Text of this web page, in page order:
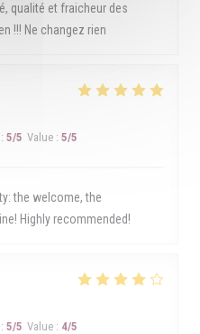
qualité et fraicheur des
!!! Ne changez rien
: 5/5 Value : 5/5
the welcome, the
Highly recommended!
: 5/5 Value : 4/5